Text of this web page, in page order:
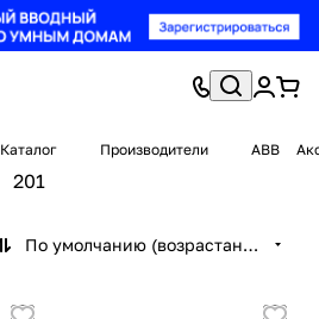
Каталог Производители ABB
201
По умолчанию (возрастание)